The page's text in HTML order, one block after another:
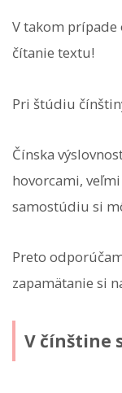
V takom
čítanie textu!
Pri štúdiu
Čínska
hovorcami,
samostúdiu si
Preto
zapamätanie si
V čínštine